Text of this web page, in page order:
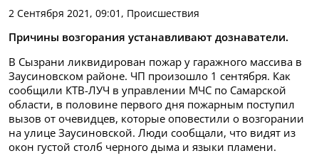
2 Сентября 2021, 09:01, Происшествия
Причины возгорания устанавливают дознаватели.
В Сызрани ликвидирован пожар у гаражного массива в
Заусиновском районе. ЧП произошло 1 сентября. Как
сообщили КТВ-ЛУЧ в управлении МЧС по Самарской
области, в половине первого дня пожарным поступил
вызов от очевидцев, которые оповестили о возгорании
на улице Заусиновской. Люди сообщали, что видят из
окон густой столб черного дыма и языки пламени.